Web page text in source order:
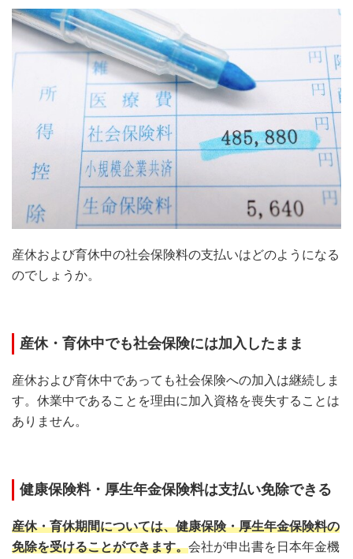
産休および育休中の社会保険料の支払いはどのようになる
のでしょうか。
産休・育休中でも社会保険には加入したまま
産休および育休中であっても社会保険への加入は継続しま
す。休業中であることを理由に加入資格を喪失することは
ありません。
健康保険料・厚生年金保険料は支払い免除できる
産休・育休期間については、健康保険・厚生年金保険料の
免除を受けることができます。会社が申出書を日本年金機